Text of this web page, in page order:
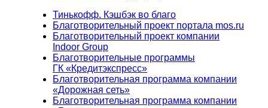
Тинькофф. Кэшбэк во благо
Благотворительный проект портала mos.ru
Благотворительный проект компании
Indoor Group
Благотворительные программы
ГК «Кредитэкспресс»
Благотворительная программа компании
«Дорожная сеть»
Благотворительная программа компании